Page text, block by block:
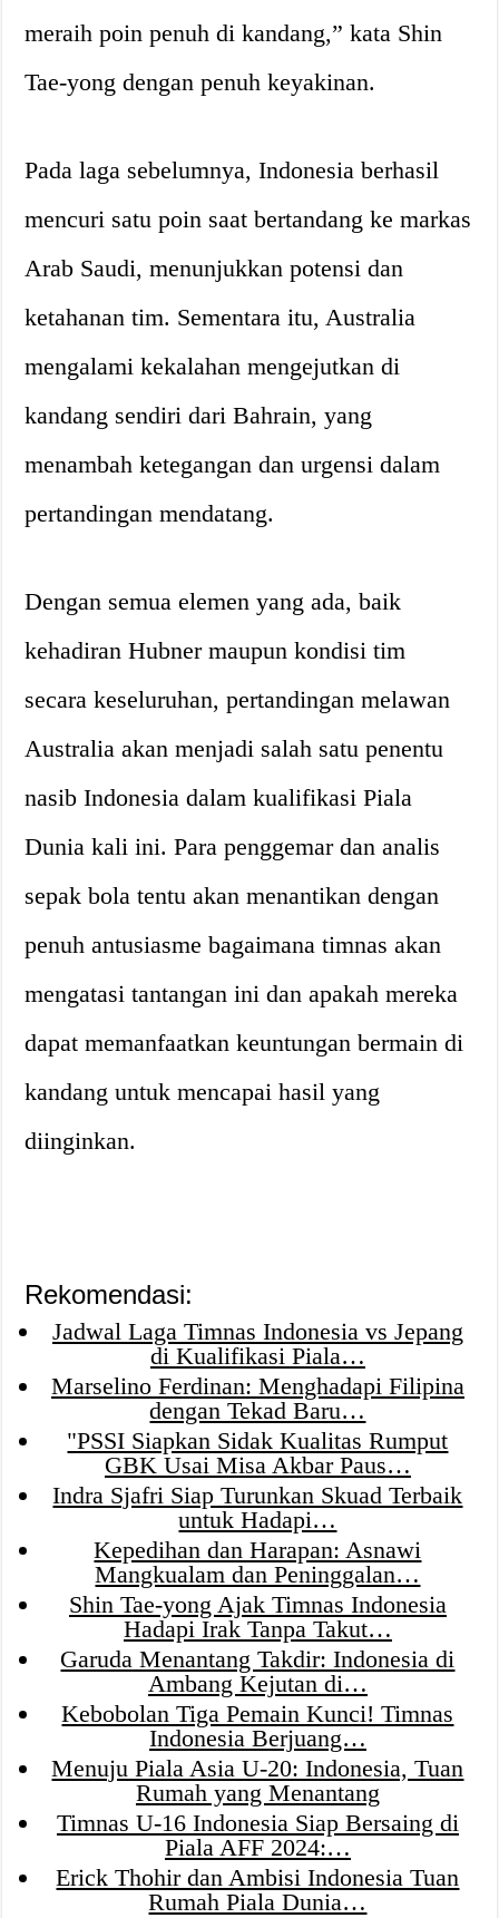
meraih poin penuh di kandang,” kata Shin
Tae-yong dengan penuh keyakinan.
Pada laga sebelumnya, Indonesia berhasil
mencuri satu poin saat bertandang ke markas
Arab Saudi, menunjukkan potensi dan
ketahanan tim. Sementara itu, Australia
mengalami kekalahan mengejutkan di
kandang sendiri dari Bahrain, yang
menambah ketegangan dan urgensi dalam
pertandingan mendatang.
Dengan semua elemen yang ada, baik
kehadiran Hubner maupun kondisi tim
secara keseluruhan, pertandingan melawan
Australia akan menjadi salah satu penentu
nasib Indonesia dalam kualifikasi Piala
Dunia kali ini. Para penggemar dan analis
sepak bola tentu akan menantikan dengan
penuh antusiasme bagaimana timnas akan
mengatasi tantangan ini dan apakah mereka
dapat memanfaatkan keuntungan bermain di
kandang untuk mencapai hasil yang
diinginkan.
Rekomendasi:
Jadwal Laga Timnas Indonesia vs Jepang
di Kualifikasi Piala…
Marselino Ferdinan: Menghadapi Filipina
dengan Tekad Baru…
"PSSI Siapkan Sidak Kualitas Rumput
GBK Usai Misa Akbar Paus…
Indra Sjafri Siap Turunkan Skuad Terbaik
untuk Hadapi…
Kepedihan dan Harapan: Asnawi
Mangkualam dan Peninggalan…
Shin Tae-yong Ajak Timnas Indonesia
Hadapi Irak Tanpa Takut…
Garuda Menantang Takdir: Indonesia di
Ambang Kejutan di…
Kebobolan Tiga Pemain Kunci! Timnas
Indonesia Berjuang…
Menuju Piala Asia U-20: Indonesia, Tuan
Rumah yang Menantang
Timnas U-16 Indonesia Siap Bersaing di
Piala AFF 2024:…
Erick Thohir dan Ambisi Indonesia Tuan
Rumah Piala Dunia…